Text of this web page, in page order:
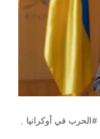
#الحرب في أوكرانيا ,